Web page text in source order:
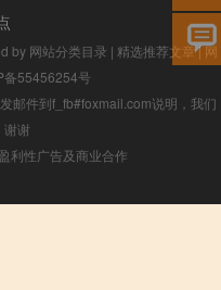
by 网站分类目录 | 精选推荐文章|网
备55456254号
邮件到f_fb#foxmail.com说明，我们
谢谢
利性广告及商业合作